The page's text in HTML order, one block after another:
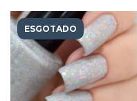
ESGOTADO